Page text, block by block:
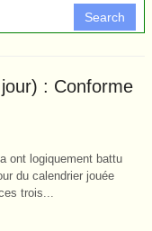
Search
: Conforme
ont logiquement battu
du calendrier jouée
trois...